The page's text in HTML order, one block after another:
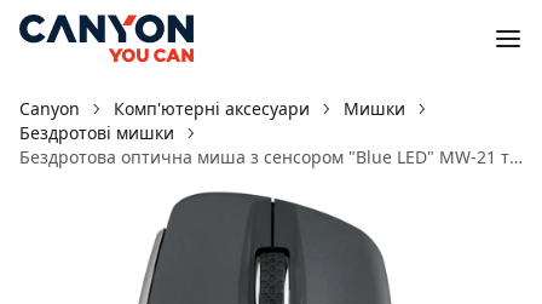
Canyon Комп'ютерні аксесуари
Мишки
Бездротові мишки
Бездротова оптична миша з сенсором "Blue LED" MW-21 темно-сіра